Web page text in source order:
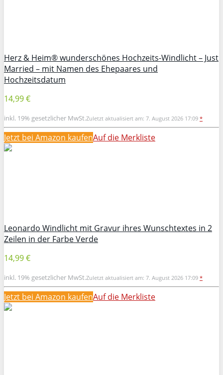
Herz & Heim® wunderschönes Hochzeits-Windlicht – Just
Married – mit Namen des Ehepaares und
Hochzeitsdatum
14,99 €
inkl. 19% gesetzlicher MwSt.Zuletzt aktualisiert am: 7. August 2026 17:09 *
Jetzt bei Amazon kaufenAuf die Merkliste
Leonardo Windlicht mit Gravur ihres Wunschtextes in 2
Zeilen in der Farbe Verde
14,99 €
inkl. 19% gesetzlicher MwSt.Zuletzt aktualisiert am: 7. August 2026 17:09 *
Jetzt bei Amazon kaufenAuf die Merkliste